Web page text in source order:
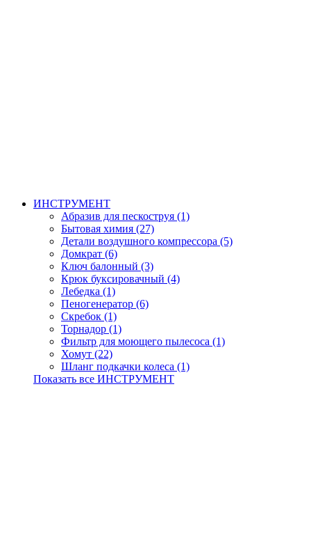
ИНСТРУМЕНТ
Абразив для пескоструя (1)
Бытовая химия (27)
Детали воздушного компрессора (5)
Домкрат (6)
Ключ балонный (3)
Крюк буксировачный (4)
Лебедка (1)
Пеногенератор (6)
Скребок (1)
Торнадор (1)
Фильтр для моющего пылесоса (1)
Хомут (22)
Шланг подкачки колеса (1)
Показать все ИНСТРУМЕНТ